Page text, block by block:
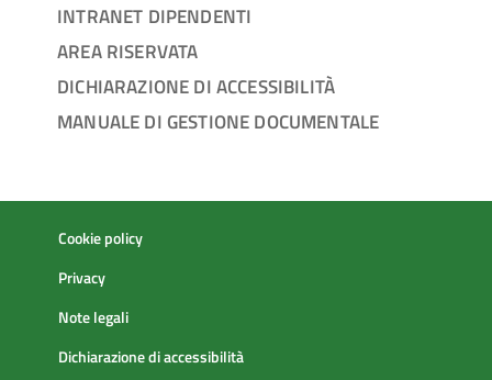
INTRANET DIPENDENTI
AREA RISERVATA
DICHIARAZIONE DI ACCESSIBILITÀ
MANUALE DI GESTIONE DOCUMENTALE
Cookie policy
Privacy
Note legali
Dichiarazione di accessibilità